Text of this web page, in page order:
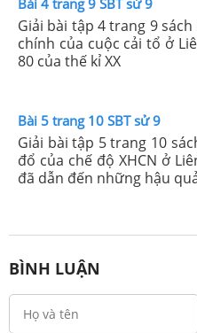
Giải bài tập 4 trang 9
chính của cuộc cải tổ ở
80 của thế kỉ XX
Bài 5 trang 10 SBT sử 9
Giải bài tập 5 trang 10
đổ của chế độ XHCN ở
đã dẫn đến những hậu
BÌNH LUẬN